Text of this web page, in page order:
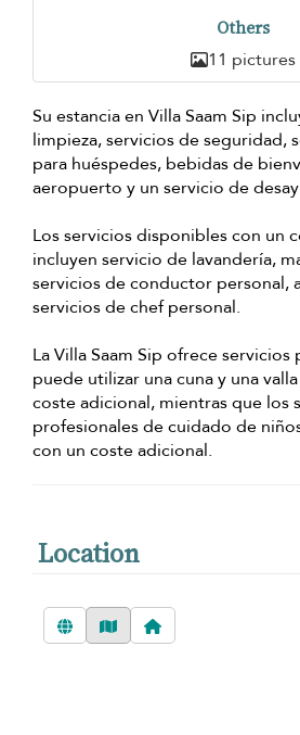
Others
11 pictures
Su estancia en Villa Saam Sip
limpieza, servicios de seguridad,
para huéspedes, bebidas de
aeropuerto y un servicio de
Los servicios disponibles con un
incluyen servicio de lavandería,
servicios de conductor personal,
servicios de chef personal.
La Villa Saam Sip ofrece servicios
puede utilizar una cuna y una
coste adicional, mientras que los
profesionales de cuidado de
con un coste adicional.
Location